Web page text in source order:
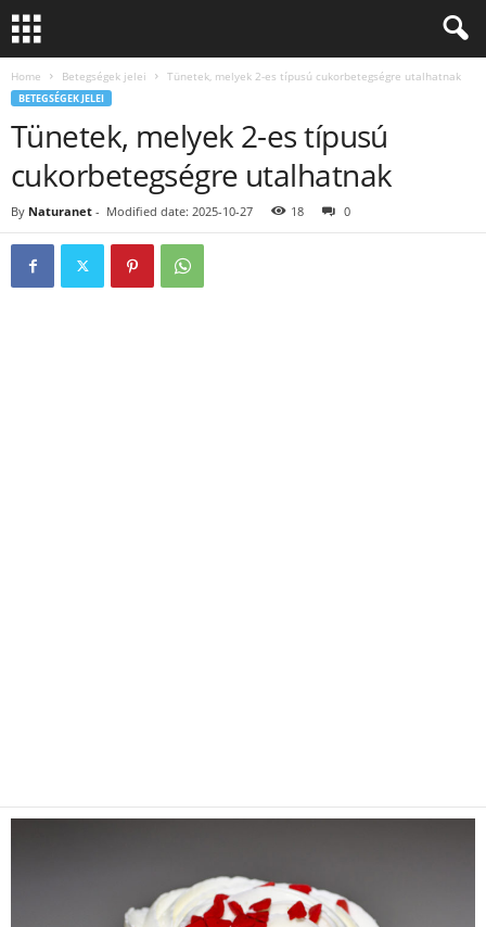
Home Betegségek jelei Tünetek, melyek 2-es típusú cukorbetegségre utalhatnak
BETEGSÉGEK JELEI
Tünetek, melyek 2-es típusú
cukorbetegségre utalhatnak
By Naturanet - Modified date: 2025-10-27 18 0